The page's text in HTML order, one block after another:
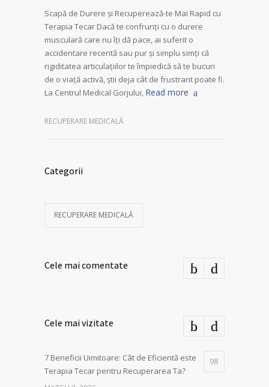
Scapă de Durere și Recuperează-te Mai Rapid cu
Terapia Tecar Dacă te confrunți cu o durere
musculară care nu îți dă pace, ai suferit o
accidentare recentă sau pur și simplu simți că
rigiditatea articulațiilor te împiedică să te bucuri
de o viață activă, știi deja cât de frustrant poate fi.
La Centrul Medical Gorjului, Read more
RECUPERARE MEDICALĂ
Categorii
RECUPERARE MEDICALĂ
Cele mai comentate
Cele mai vizitate
7 Beneficii Uimitoare: Cât de Eficientă este
Terapia Tecar pentru Recuperarea Ta?
98